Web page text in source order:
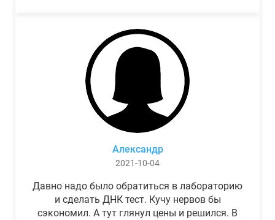
Александр
2021-10-04
Давно надо было обратиться в лабораторию
и сделать ДНК тест. Кучу нервов бы
сэкономил. А тут глянул цены и решился. В